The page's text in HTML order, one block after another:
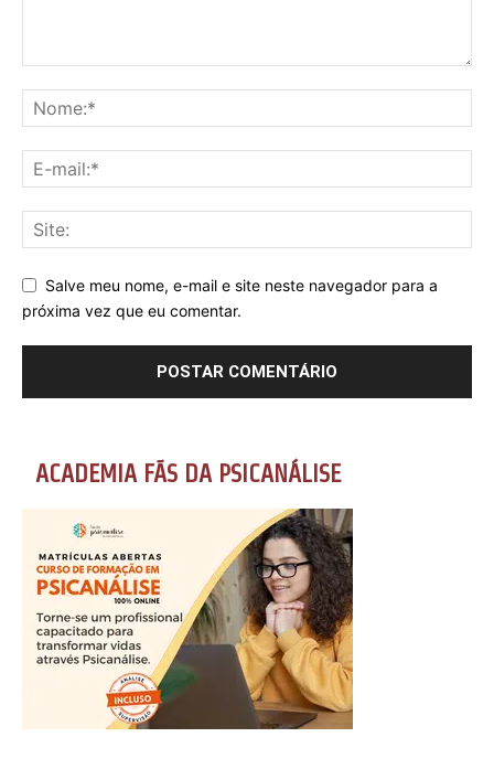
Salve meu nome, e-mail e site neste navegador para a
próxima vez que eu comentar.
ACADEMIA FÃS DA PSICANÁLISE